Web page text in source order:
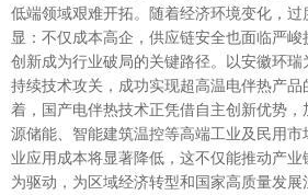
低端领域艰难开拓。随着经济环境变化，
显：不仅成本高企，供应链安全也面临严
创新成为行业破局的关键路径。以安徽环
持续技术攻关，成功实现超高温电伴热产
着，国产电伴热技术正凭借自主创新优势
源储能、智能建筑温控等高端工业及民用
业应用成本将显著降低，这不仅能推动产
为驱动，为区域经济转型和国家高质量发展